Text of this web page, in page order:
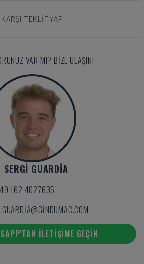
KARŞI TEKLIF YAP
VAR MI? BIZE ULAŞIN!
SERGI GUARDIA
162 4027635
ILETIŞIME GEÇIN